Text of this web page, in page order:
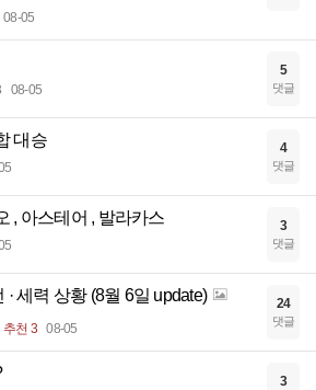
08-05
08-05
5
댓글
대승 4
댓글
, 아스테어 , 발라카스 3
댓글
· 세력 상황 (8월 6일 update)
추천 3 08-05
24
댓글
3